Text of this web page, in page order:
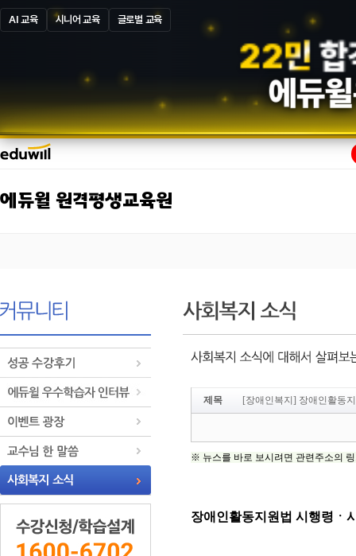
AI 교육 시니어 교육 글로벌 교육
13만 합
에듀윌
에듀윌 원격평생교육원
제목 [장애인복지] 장애인활동